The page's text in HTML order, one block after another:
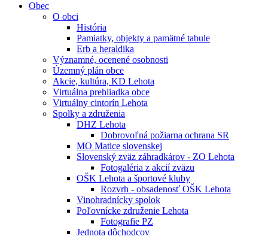
Obec
O obci
História
Pamiatky, objekty a pamätné tabule
Erb a heraldika
Významné, ocenené osobnosti
Územný plán obce
Akcie, kultúra, KD Lehota
Virtuálna prehliadka obce
Virtuálny cintorín Lehota
Spolky a združenia
DHZ Lehota
Dobrovoľná požiarna ochrana SR
MO Matice slovenskej
Slovenský zväz záhradkárov - ZO Lehota
Fotogaléria z akcií zväzu
OŠK Lehota a športové kluby
Rozvrh - obsadenosť OŠK Lehota
Vinohradnícky spolok
Poľovnícke združenie Lehota
Fotografie PZ
Jednota dôchodcov